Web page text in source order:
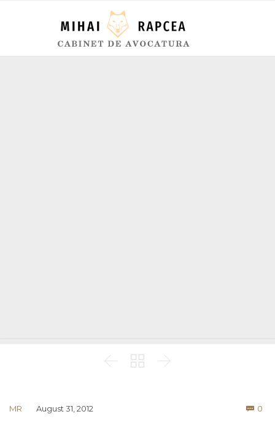
  
MR August 31, 2012  0